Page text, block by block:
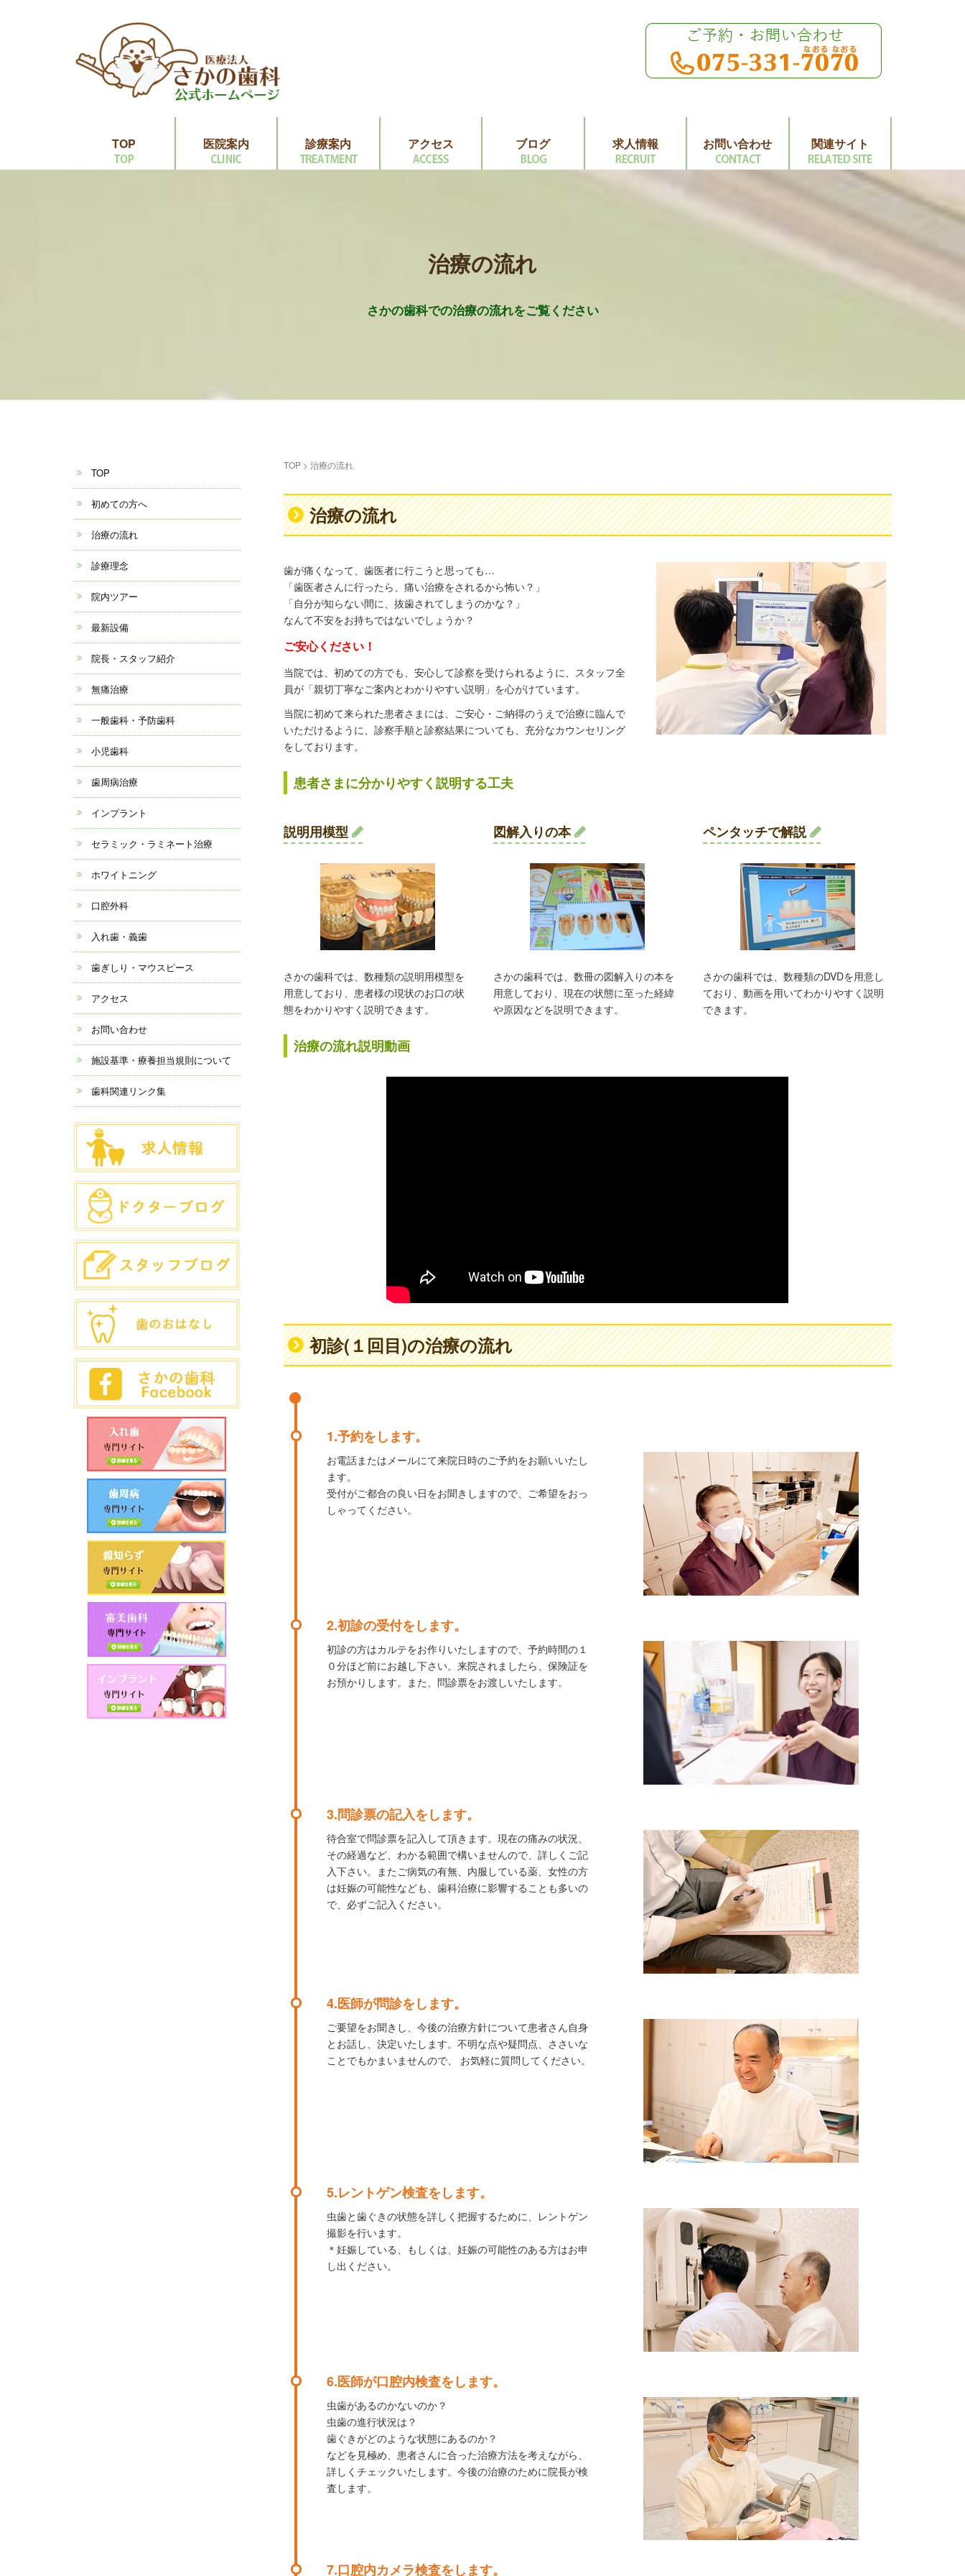
TOP 医院案内 診療案内 アクセス ブログ 求人情報 お問い合わせ 関連サイト
治療の流れ
さかの歯科での治療の流れをご覧ください
TOP> 治療の流れ
治療の流れ
歯が痛くなって、歯医者に行こうと思っても…
「歯医者さんに行ったら、痛い治療をされるから怖い？」
「自分が知らない間に、抜歯されてしまうのかな？」
なんて不安をお持ちではないでしょうか？
ご安心ください！
当院では、初めての方でも、安心して診察を受けられるように、スタッフ全
員が「親切丁寧なご案内とわかりやすい説明」を心がけています。
当院に初めて来られた患者さまには、ご安心・ご納得のうえで治療に臨んで
いただけるように、診察手順と診察結果についても、充分なカウンセリング
をしております。
患者さまに分かりやすく説明する工夫
説明用模型
さかの歯科では、数種類の説明用模型を
用意しており、患者様の現状のお口の状
態をわかりやすく説明できます。
図解入りの本
さかの歯科では、数冊の図解入りの本を
用意しており、現在の状態に至った経緯
や原因などを説明できます。
ペンタッチで解説
さかの歯科では、数種類のDVDを用意し
ており、動画を用いてわかりやすく説明
できます。
治療の流れ説明動画
初診(１回目)の治療の流れ
1.予約をします。
お電話またはメールにて来院日時のご予約をお願いいたし
ます。
受付がご都合の良い日をお聞きしますので、ご希望をおっ
しゃってください。
2.初診の受付をします。
初診の方はカルテをお作りいたしますので、予約時間の１
０分ほど前にお越し下さい。来院されましたら、保険証を
お預かりします。また、問診票をお渡しいたします。
3.問診票の記入をします。
待合室で問診票を記入して頂きます。現在の痛みの状況、
その経過など、わかる範囲で構いませんので、詳しくご記
入下さい。またご病気の有無、内服している薬、女性の方
は妊娠の可能性なども、歯科治療に影響することも多いの
で、必ずご記入ください。
4.医師が問診をします。
ご要望をお聞きし、今後の治療方針について患者さん自身
とお話し、決定いたします。不明な点や疑問点、ささいな
ことでもかまいませんので、 お気軽に質問してください。
5.レントゲン検査をします。
虫歯と歯ぐきの状態を詳しく把握するために、レントゲン
撮影を行います。
＊妊娠している、もしくは、妊娠の可能性のある方はお申
し出ください。
6.医師が口腔内検査をします。
虫歯があるのかないのか？
虫歯の進行状況は？
歯ぐきがどのような状態にあるのか？
などを見極め、患者さんに合った治療方法を考えながら、
詳しくチェックいたします。今後の治療のために院長が検
査します。
7.口腔内カメラ検査をします。
TOP
初めての方へ
治療の流れ
診療理念
院内ツアー
最新設備
院長・スタッフ紹介
無痛治療
一般歯科・予防歯科
小児歯科
歯周病治療
インプラント
セラミック・ラミネート治療
ホワイトニング
口腔外科
入れ歯・義歯
歯ぎしり・マウスピース
アクセス
お問い合わせ
施設基準・療養担当規則について
歯科関連リンク集